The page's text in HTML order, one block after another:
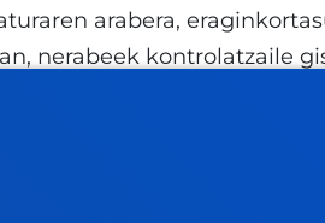
arabera,
nerabeek kontrolatzaile